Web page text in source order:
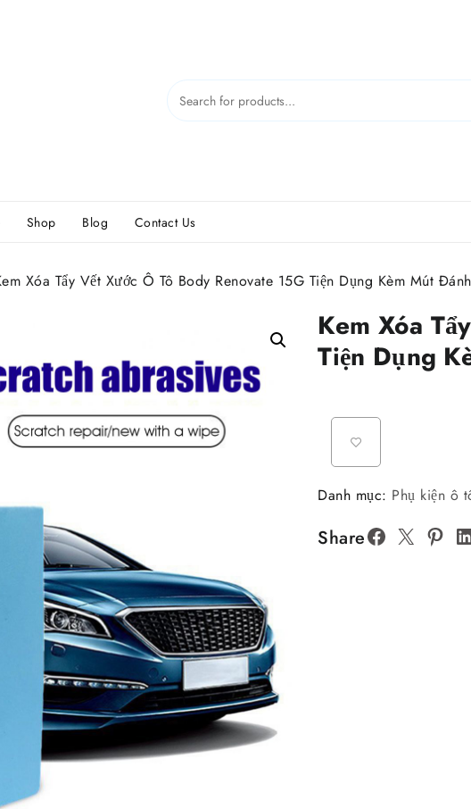
Shop Blog Contact Us
Xóa Tẩy Vết Xước Ô Tô Body Renovate 15G Tiện Dụng Kèm Mút Đánh
Kem Xóa
Tiện Dụng
Danh mục: Phụ kiện ô
Share